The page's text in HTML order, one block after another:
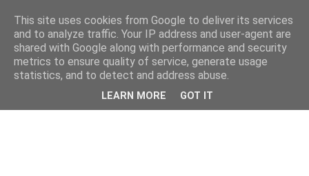
This site uses cookies from Google to deliver its services
and to analyze traffic. Your IP address and user-agent are
shared with Google along with performance and security
metrics to ensure quality of service, generate usage
statistics, and to detect and address abuse.
LEARN MORE GOT IT